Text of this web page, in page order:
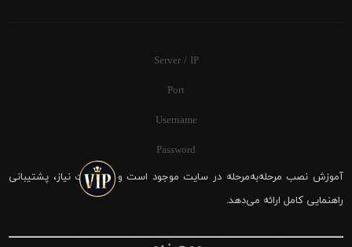
Server / IP
Port
Username
Password
آموزش نصب مرحله‌به‌مرحله در سایت موجود است و در صورت نیاز، پشتیبانی
راهنمایی کامل ارائه می‌دهد.